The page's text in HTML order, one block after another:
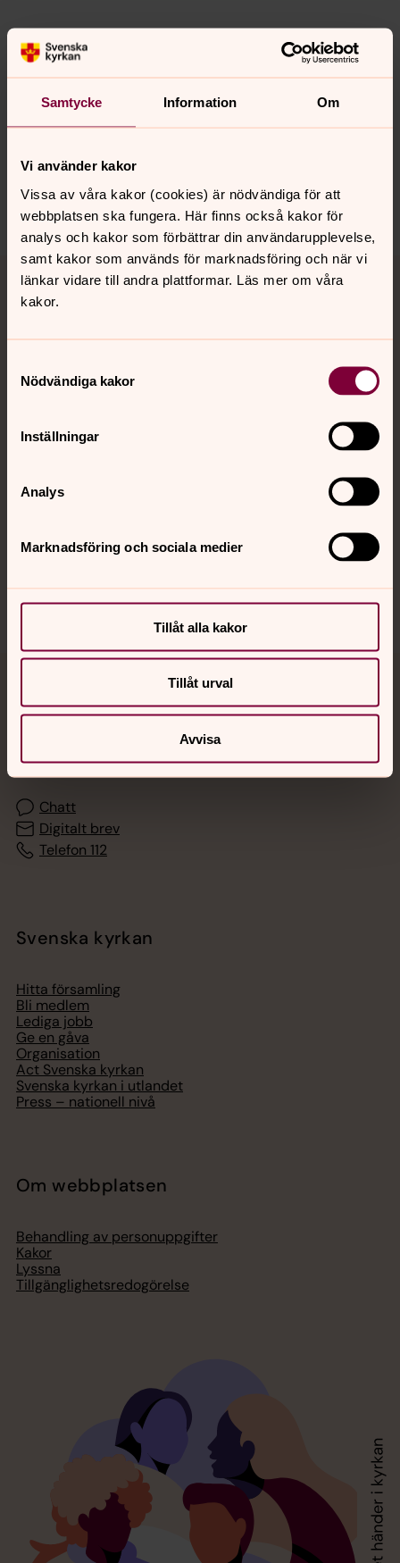
Samtycke Information Om
Vi använder kakor
Vissa av våra kakor (cookies) är nödvändiga för att
webbplatsen ska fungera. Här finns också kakor för
analys och kakor som förbättrar din användarupplevelse,
samt kakor som används för marknadsföring och när vi
länkar vidare till andra plattformar. Läs mer om våra
kakor.
Nödvändiga kakor
Inställningar
Analys
Marknadsföring och sociala medier
Tillåt alla kakor
Tillåt urval
Avvisa
Senast ändrad 23 februari 2023
Synpunkter eller frågor på sidans
innehåll?
Dela
Tillbaka till toppen
Tillbaka till innehållet
Hitta snabbt
Sociala kanaler
Jourhavande präst
Akut samtals- och krisstöd. Prata eller chatta anonymt
Chatt
Digitalt brev
Telefon 112
Svenska kyrkan
Hitta församling
Bli medlem
Lediga jobb
Ge en gåva
Organisation
Act Svenska kyrkan
Svenska kyrkan i utlandet
Press – nationell nivå
Om webbplatsen
Behandling av personuppgifter
Kakor
Lyssna
Tillgänglighetsredogörelse